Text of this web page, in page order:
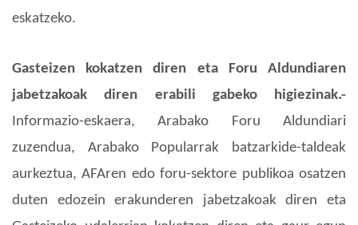
eskatzeko.
Gasteizen kokatzen diren eta Foru Aldundiaren
jabetzakoak diren erabili gabeko higiezinak.-
Informazio-eskaera, Arabako Foru Aldundiari
zuzendua, Arabako Popularrak batzarkide-taldeak
aurkeztua, AFAren edo foru-sektore publikoa osatzen
duten edozein erakunderen jabetzakoak diren eta